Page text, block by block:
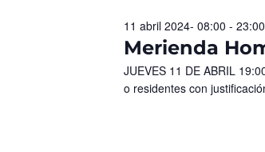
Merienda
11 abril 2024- 08:00 - 23:00
JUEVES 11 DE ABRIL
o residentes con